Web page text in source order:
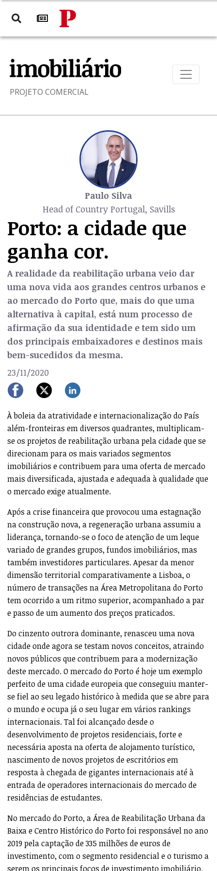
PROJETO COMERCIAL
Paulo Silva
Head of Country Portugal, Savills
Porto: a cidade que
ganha cor.
A realidade da reabilitação urbana veio dar
uma nova vida aos grandes centros urbanos e
ao mercado do Porto que, mais do que uma
alternativa à capital, está num processo de
afirmação da sua identidade e tem sido um
dos principais embaixadores e destinos mais
bem-sucedidos da mesma.
23/11/2020
À boleia da atratividade e internacionalização do País
além-fronteiras em diversos quadrantes, multiplicam-
se os projetos de reabilitação urbana pela cidade que se
direcionam para os mais variados segmentos
imobiliários e contribuem para uma oferta de mercado
mais diversificada, ajustada e adequada à qualidade que
o mercado exige atualmente.
Após a crise financeira que provocou uma estagnação
na construção nova, a regeneração urbana assumiu a
liderança, tornando-se o foco de atenção de um leque
variado de grandes grupos, fundos imobiliários, mas
também investidores particulares. Apesar da menor
dimensão territorial comparativamente a Lisboa, o
número de transações na Área Metropolitana do Porto
tem ocorrido a um ritmo superior, acompanhado a par
e passo de um aumento dos preços praticados.
Do cinzento outrora dominante, renasceu uma nova
cidade onde agora se testam novos conceitos, atraindo
novos públicos que contribuem para a modernização
deste mercado. O mercado do Porto é hoje um exemplo
perfeito de uma cidade europeia que conseguiu manter-
se fiel ao seu legado histórico à medida que se abre para
o mundo e ocupa já o seu lugar em vários rankings
internacionais. Tal foi alcançado desde o
desenvolvimento de projetos residenciais, forte e
necessária aposta na oferta de alojamento turístico,
nascimento de novos projetos de escritórios em
resposta à chegada de gigantes internacionais até à
entrada de operadores internacionais do mercado de
residências de estudantes.
No mercado do Porto, a Área de Reabilitação Urbana da
Baixa e Centro Histórico do Porto foi responsável no ano
2019 pela captação de 335 milhões de euros de
investimento, com o segmento residencial e o turismo a
serem os principais focos de investimento imobiliário.